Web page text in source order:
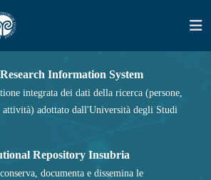
Information System
integrata dei dati della ricerca (persone,
adottato dall'Università degli Studi
Repository Insubria
documenta e dissemina le